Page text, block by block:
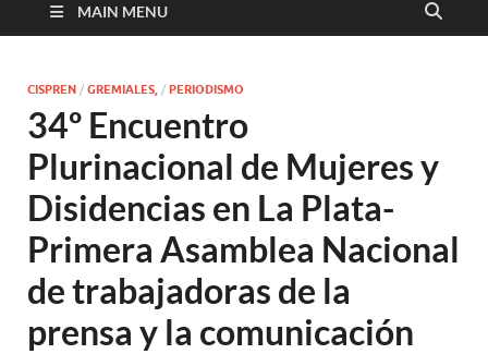
MAIN MENU
CISPREN / GREMIALES, / PERIODISMO
34º Encuentro
Plurinacional de Mujeres y
Disidencias en La Plata-
Primera Asamblea Nacional
de trabajadoras de la
prensa y la comunicación